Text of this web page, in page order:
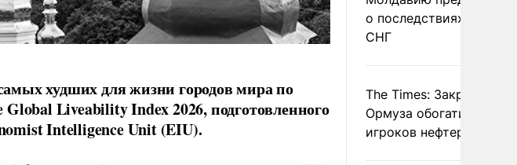
худших для жизни городов мира по
Global Liveability Index 2026, подготовленного
Intelligence Unit (EIU).
о последствиях выхода
СНГ
The Times: Закрытие
Ормуза обогатило
игроков нефтерынка